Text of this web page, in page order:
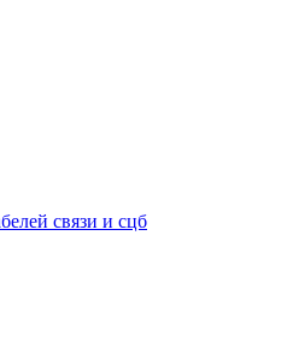
связи и сцб